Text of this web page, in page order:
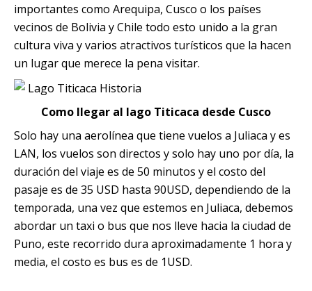
importantes como Arequipa, Cusco o los países
vecinos de Bolivia y Chile todo esto unido a la gran
cultura viva y varios atractivos turísticos que la hacen
un lugar que merece la pena visitar.
Como llegar al lago Titicaca desde Cusco
Solo hay una aerolínea que tiene vuelos a Juliaca y es
LAN, los vuelos son directos y solo hay uno por día, la
duración del viaje es de 50 minutos y el costo del
pasaje es de 35 USD hasta 90USD, dependiendo de la
temporada, una vez que estemos en Juliaca, debemos
abordar un taxi o bus que nos lleve hacia la ciudad de
Puno, este recorrido dura aproximadamente 1 hora y
media, el costo es bus es de 1USD.